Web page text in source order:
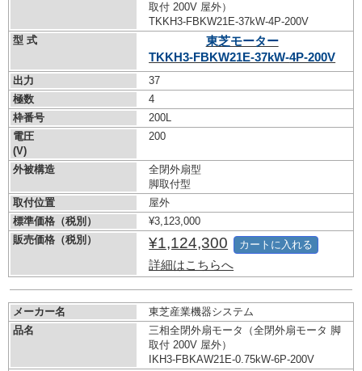
取付 200V 屋外）
TKKH3-FBKW21E-37kW-4P-200V
型 式
東芝モーター
TKKH3-FBKW21E-37kW-4P-200V
出力
37
極数
4
枠番号
200L
電圧
(V)
200
外被構造
全閉外扇型
脚取付型
取付位置
屋外
標準価格（税別）
¥3,123,000
販売価格（税別）
¥1,124,300
詳細はこちらへ
カートに入れる
メーカー名
東芝産業機器システム
品名
三相全閉外扇モータ（全閉外扇モータ 脚
取付 200V 屋外）
IKH3-FBKAW21E-0.75kW-6P-200V